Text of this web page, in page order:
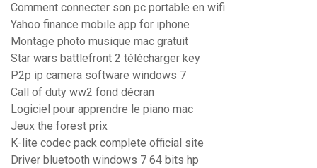
Comment connecter son pc portable en wifi
Yahoo finance mobile app for iphone
Montage photo musique mac gratuit
Star wars battlefront 2 télécharger key
P2p ip camera software windows 7
Call of duty ww2 fond décran
Logiciel pour apprendre le piano mac
Jeux the forest prix
K-lite codec pack complete official site
Driver bluetooth windows 7 64 bits hp